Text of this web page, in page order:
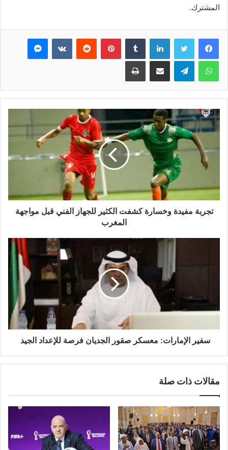
المشترك.
فيسبوك تويتر لينكدإن بينتيريست ماسنجر
واتساب تيلقرام مشاركة عبر البريد طباعة
تجربة مفيدة وخسارة كشفت الكثير للجهاز الفني قبل مواجهة
المغرب
سفير الإمارات: معسكر صقور الجديان فرصة للإعداد الجيد
مقالات ذات صلة